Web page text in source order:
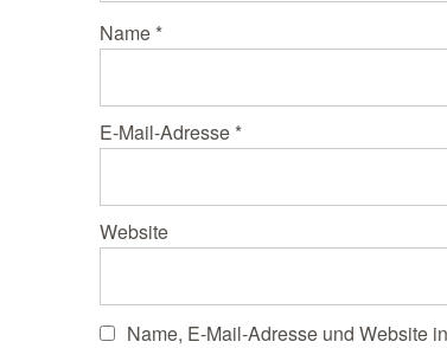
Name *
E-Mail-Adresse *
Website
Name, E-Mail-Adresse und Website